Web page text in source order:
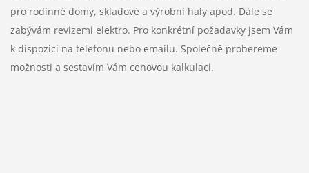
pro rodinné domy, skladové a výrobní haly apod. Dále se
zabývám revizemi elektro. Pro konkrétní požadavky jsem Vám
k dispozici na telefonu nebo emailu. Společně probereme
možnosti a sestavím Vám cenovou kalkulaci.